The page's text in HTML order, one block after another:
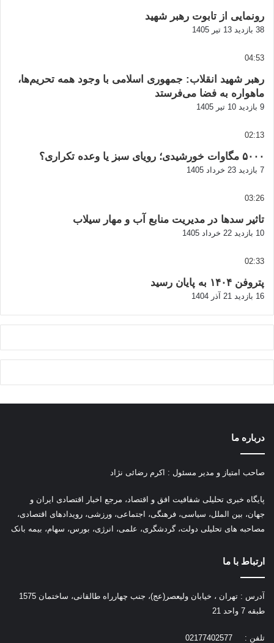
رونمایی از تابوت رهبر شهید
38 بازدید 13 تیر 1405
04:53
رهبر شهید انقلاب: جمهوری اسلامی با وجود همه تحریم‌ها،
ماهواره به فضا می‌فرستد
9 بازدید 10 تیر 1405
02:13
۵۰۰۰ مگاوات خورشیدی؛ رویای سبز یا وعده تکراری؟
7 بازدید 23 خرداد 1405
03:26
تاثیر سدها در مدیریت منابع آب و مهار سیلاب
10 بازدید 22 خرداد 1405
02:33
پتروفن ۱۴۰۴ به پایان رسید
16 بازدید 21 آذر 1404
درباره ما
صاحب امتیاز و مدیر مسئول : اکرم رضائی نژاد
پایگاه خبری تحلیلی شفافیت افق و اقتصاد، مرجع اخبار اقتصادی ایران و
جهان، بین الملل، سیاسی، فرهنگی، اجتماعی، ورزشی، رویدادهای اقتصادی،
مصاحبه های تحلیلی دولت، گردشگری، علمی، انرژی، بورس، سهام، بیمه بانک
ارتباط با ما
آدرس : تهران ، خیابان ولیعصر(عج)، جنب چهارراه طالقانی، ساختمان 1575
طبقه 7 واحد 21
تلفن : 02177402577